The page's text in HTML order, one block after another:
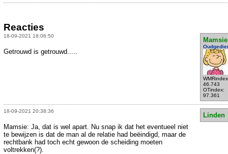
Reacties
18-09-2021 18:06:50
Mamsie
46.743
OTindex:
97.361
Getrouwd is getrouwd.....
18-09-2021 20:38:36
Linden
Mamsie: Ja, dat is wel apart. Nu snap ik dat het eventueel niet
te bewijzen is dat de man al de relatie had beëindigd, maar de
rechtbank had toch echt gewoon de scheiding moeten
voltrekken(?).